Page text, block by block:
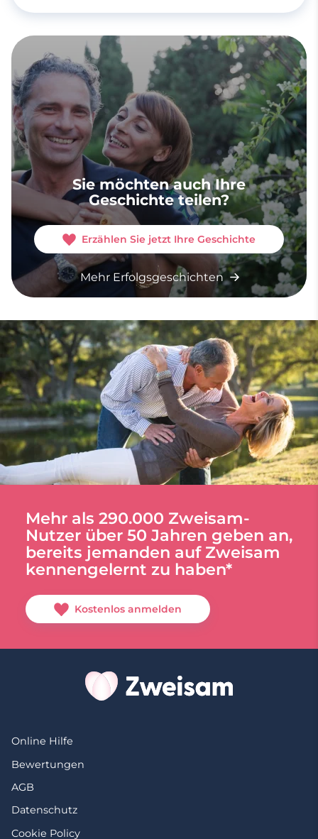
Sie möchten auch Ihre
Geschichte teilen?
Erzählen Sie jetzt Ihre Geschichte
Mehr Erfolgsgeschichten
Mehr als 290.000 Zweisam-
Nutzer über 50 Jahren geben an,
bereits jemanden auf Zweisam
kennengelernt zu haben*
Kostenlos anmelden
Online Hilfe
Bewertungen
AGB
Datenschutz
Cookie Policy